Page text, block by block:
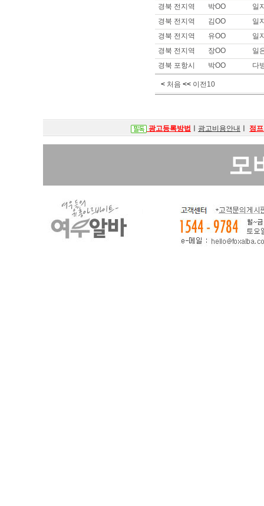
제목 :안*, 오* 구해봐여 사이즈
이름 :안OO
희망지역 : 경기 고양시 / 희망
제목 :안ㅁ, 오ㅍ 구해봐요
이름 :안OO
희망지역 : 경기 고양시 / 희망
이름 :순OO
이름 :박OO
희망지역 : 서울 강남구 / 희망
경북 전지역
박OO
일
경북 전지역
김OO
일
경북 전지역
유OO
일
경북 전지역
장OO
일
경북 포항시
박OO 다
< 처음 << 이전10
광고등록방법 광고비용안내 점
모